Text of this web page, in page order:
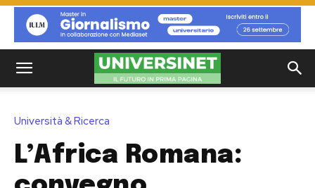
Università & Ricerca
L’Africa Romana: